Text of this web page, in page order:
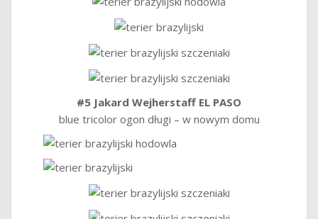
#5 Jakard Wejherstaff EL PASO
blue tricolor ogon długi – w nowym domu